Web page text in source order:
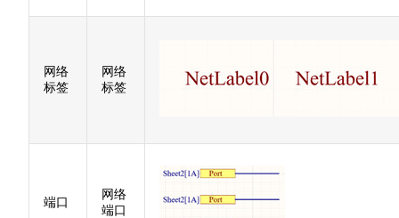
网络
标签
网络
标签
端口
网络
端口